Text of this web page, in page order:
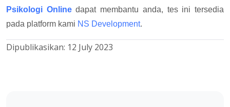
Psikologi Onlinedapat membantu anda, tes ini tersedia
pada platform kami NS Development.
Dipublikasikan: 12 July 2023